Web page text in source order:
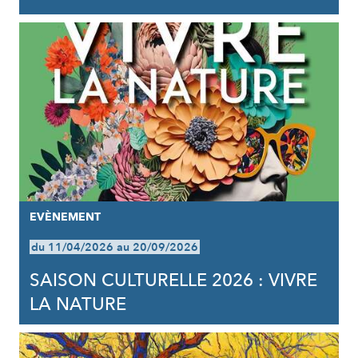
EVÈNEMENT
du 11/04/2026 au 20/09/2026
SAISON CULTURELLE 2026 : VIVRE
LA NATURE